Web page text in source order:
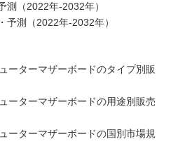
測（2022年-2032年）
予測（2022年-2032年）
ーターマザーボードのタイプ別販
ーターマザーボードの用途別販売
ーターマザーボードの国別市場規